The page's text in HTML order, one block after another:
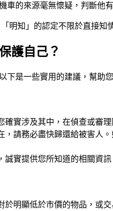
車的來源毫無懷疑，判斷他
明知」的認定不限於直接知
護自己？
下是一些實用的建議，幫助您
確實涉及其中，在偵查或審
，請務必盡快歸還給被害人
誠實提供您所知道的相關資
於明顯低於市價的物品，或